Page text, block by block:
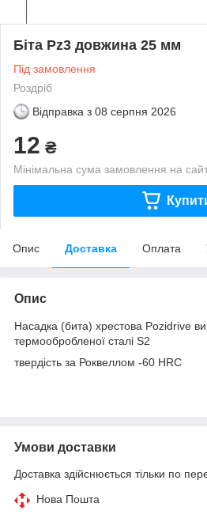
Біта Pz3 довжина 25 мм
Під замовлення
Роздріб
Відправка з 08 серпня 2026
12 ₴
Мінімальна сума замовлення на
Опис Доставка Оплата
Опис
Насадка (бита) хрестова Pozidrive
термообробленої сталі S2
твердість за Роквеллом -60 HRC
Умови доставки
Доставка здійснюється тільки по
Нова Пошта